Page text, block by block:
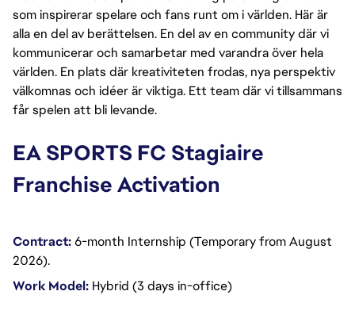
som inspirerar spelare och fans runt om i världen. Här är
alla en del av berättelsen. En del av en community där vi
kommunicerar och samarbetar med varandra över hela
världen. En plats där kreativiteten frodas, nya perspektiv
välkomnas och idéer är viktiga. Ett team där vi tillsammans
får spelen att bli levande.
EA SPORTS FC Stagiaire
Franchise Activation
Contract:6-month Internship (Temporary from August
2026).
Work Model: Hybrid (3 days in-office)